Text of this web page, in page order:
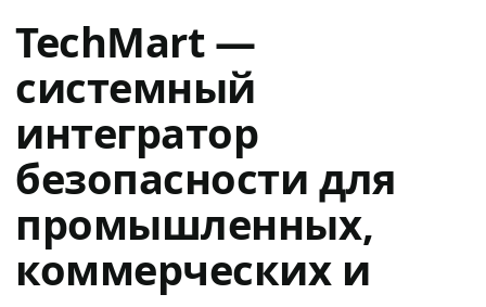
TechMart —
системный
интегратор
безопасности для
промышленных,
коммерческих и